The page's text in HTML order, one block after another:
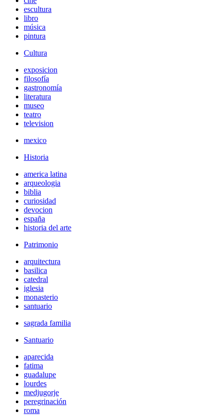
escultura
libro
música
pintura
Cultura
exposicion
filosofía
gastronomía
literatura
museo
teatro
television
mexico
Historia
america latina
arqueologia
biblia
curiosidad
devocion
españa
historia del arte
Patrimonio
arquitectura
basilica
catedral
iglesia
monasterio
santuario
sagrada familia
Santuario
aparecida
fatima
guadalupe
lourdes
medjugorje
peregrinación
roma